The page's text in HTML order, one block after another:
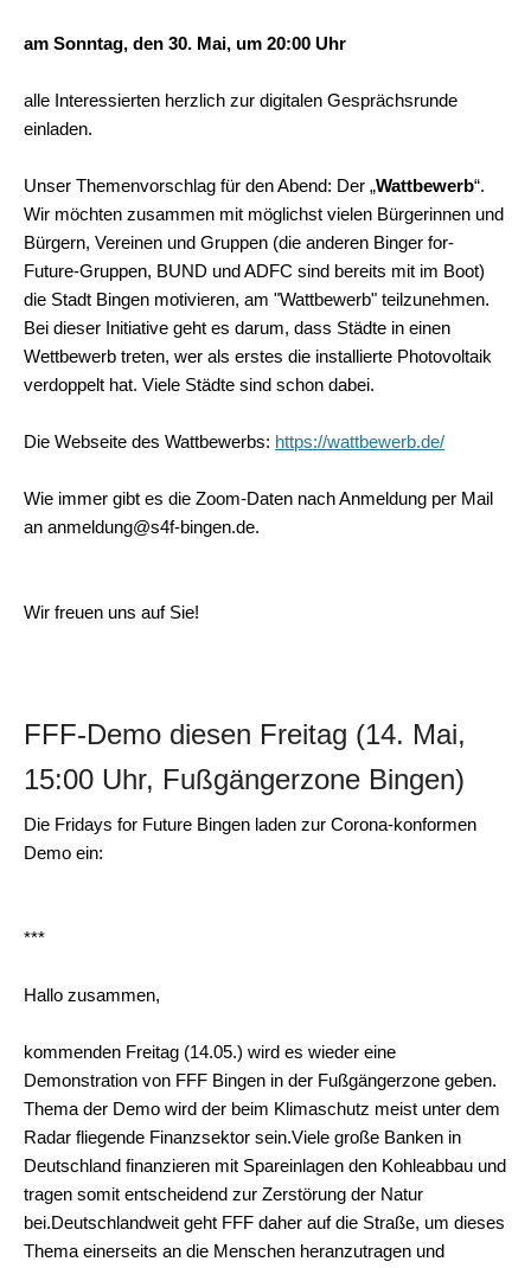
am Sonntag, den 30. Mai, um 20:00 Uhr
alle Interessierten herzlich zur digitalen Gesprächsrunde
einladen.
Unser Themenvorschlag für den Abend: Der „Wattbewerb“.
Wir möchten zusammen mit möglichst vielen Bürgerinnen und
Bürgern, Vereinen und Gruppen (die anderen Binger for-
Future-Gruppen, BUND und ADFC sind bereits mit im Boot)
die Stadt Bingen motivieren, am "Wattbewerb" teilzunehmen.
Bei dieser Initiative geht es darum, dass Städte in einen
Wettbewerb treten, wer als erstes die installierte Photovoltaik
verdoppelt hat. Viele Städte sind schon dabei.
Die Webseite des Wattbewerbs: https://wattbewerb.de/
Wie immer gibt es die Zoom-Daten nach Anmeldung per Mail
an anmeldung@s4f-bingen.de.
Wir freuen uns auf Sie!
FFF-Demo diesen Freitag (14. Mai,
15:00 Uhr, Fußgängerzone Bingen)
Die Fridays for Future Bingen laden zur Corona-konformen
Demo ein:
***
Hallo zusammen,
kommenden Freitag (14.05.) wird es wieder eine
Demonstration von FFF Bingen in der Fußgängerzone geben.
Thema der Demo wird der beim Klimaschutz meist unter dem
Radar fliegende Finanzsektor sein.Viele große Banken in
Deutschland finanzieren mit Spareinlagen den Kohleabbau und
tragen somit entscheidend zur Zerstörung der Natur
bei.Deutschlandweit geht FFF daher auf die Straße, um dieses
Thema einerseits an die Menschen heranzutragen und